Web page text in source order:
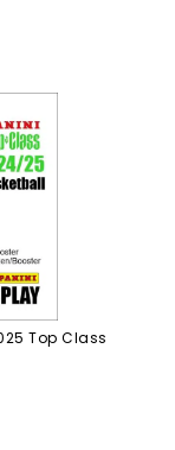
Top Class